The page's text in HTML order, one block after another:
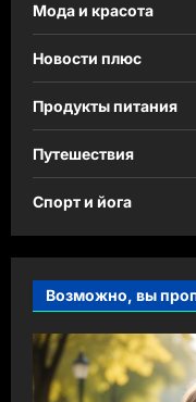
Мода и красота
Новости плюс
Продукты питания
Путешествия
Спорт и йога
Возможно, вы